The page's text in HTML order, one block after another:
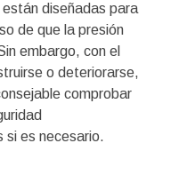
diseñadas para
de que la presión
embargo, con el
o deteriorarse,
comprobar
si es necesario.